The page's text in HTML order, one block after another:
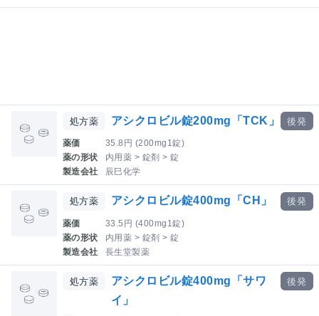
処方薬 アシクロビル錠200mg「TCK」
薬価
35.8円 (200mg1錠)
薬の形状
内用薬 > 錠剤 > 錠
製造会社
辰巳化学
後発
処方薬 アシクロビル錠400mg「CH」
薬価
33.5円 (400mg1錠)
薬の形状
内用薬 > 錠剤 > 錠
製造会社
長生堂製薬
後発
処方薬
アシクロビル錠400mg「サワ
イ」
後発